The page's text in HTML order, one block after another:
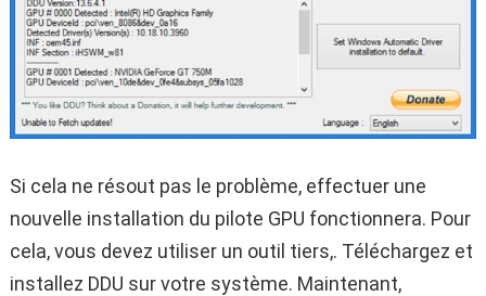
Si cela ne résout pas le problème, effectuer une
nouvelle installation du pilote GPU fonctionnera. Pour
cela, vous devez utiliser un outil tiers,. Téléchargez et
installez DDU sur votre système. Maintenant,